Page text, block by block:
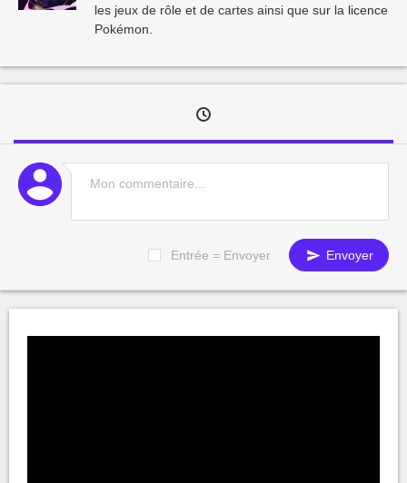
les jeux de rôle et de cartes ainsi que sur la licence
Pokémon.
Entrée = Envoyer Envoyer